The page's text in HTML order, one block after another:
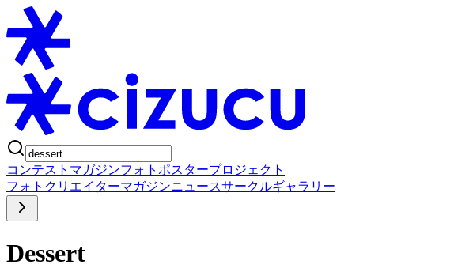
コンテスト マガジンフォトポスタープロジェクト
フォト クリエイターマガジンニュースサークルギャラリー
Dessert